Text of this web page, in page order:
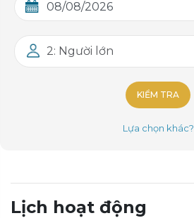
2: Người lớn
KIỂM TRA
Lựa chọn khác?
Lịch hoạt động